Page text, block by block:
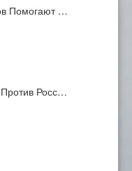
Помогают …
Росс…